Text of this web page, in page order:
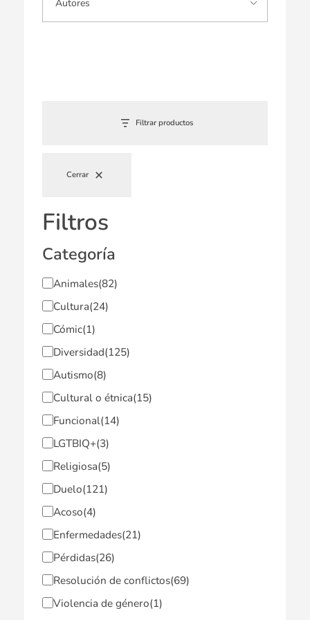
Filtrar productos
Cerrar
Filtros
Categoría
Animales(82)
Cultura(24)
Cómic(1)
Diversidad(125)
Autismo(8)
Cultural o étnica(15)
Funcional(14)
LGTBIQ+(3)
Religiosa(5)
Duelo(121)
Acoso(4)
Enfermedades(21)
Pérdidas(26)
Resolución de conflictos(69)
Violencia de género(1)